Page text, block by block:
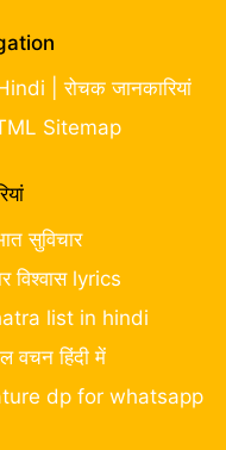
| रोचक जानकारियां
Sitemap
सुविचार
विश्वास lyrics
list in hindi
वचन हिंदी में
dp for whatsapp